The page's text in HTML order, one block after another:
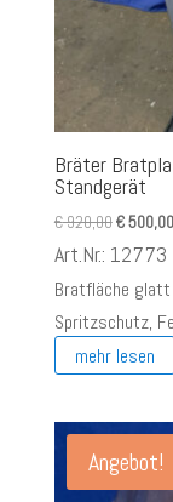
Bräter
Standgerät
€920,00
Preis
€ 920,00
€500,00
Art.Nr.: 12773
Bratfläche glatt
Spritzschutz,
mehr lesen
Angebot!